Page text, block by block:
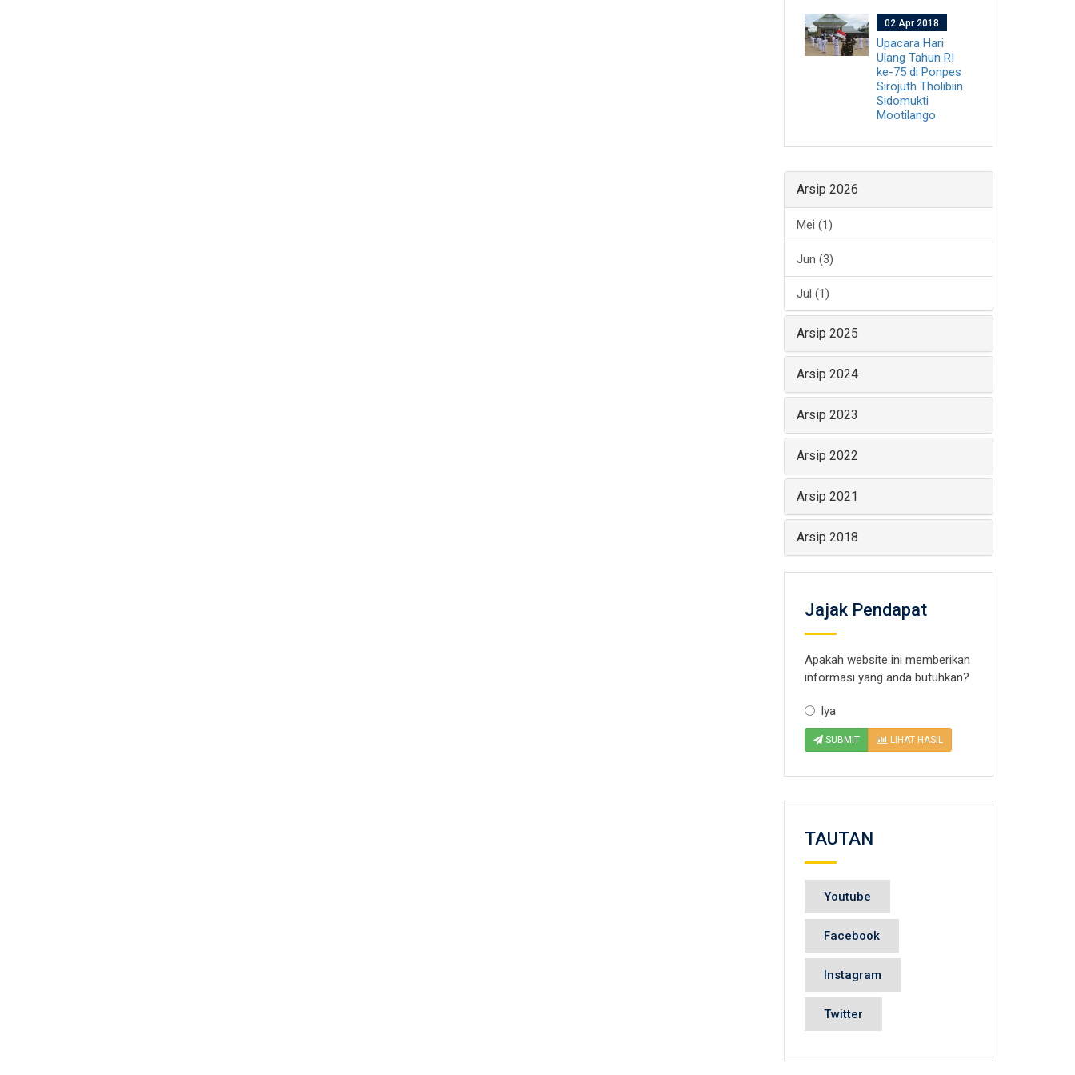
02 Apr 2018
Upacara Hari
Ulang Tahun RI
ke-75 di Ponpes
Sirojuth Tholibiin
Sidomukti
Mootilango
Arsip 2026
Mei (1)
Jun (3)
Jul (1)
Arsip 2025
Arsip 2024
Arsip 2023
Arsip 2022
Arsip 2021
Arsip 2018
Jajak Pendapat
Apakah website ini memberikan
informasi yang anda butuhkan?
Iya
SUBMIT LIHAT HASIL
TAUTAN
Youtube
Facebook
Instagram
Twitter